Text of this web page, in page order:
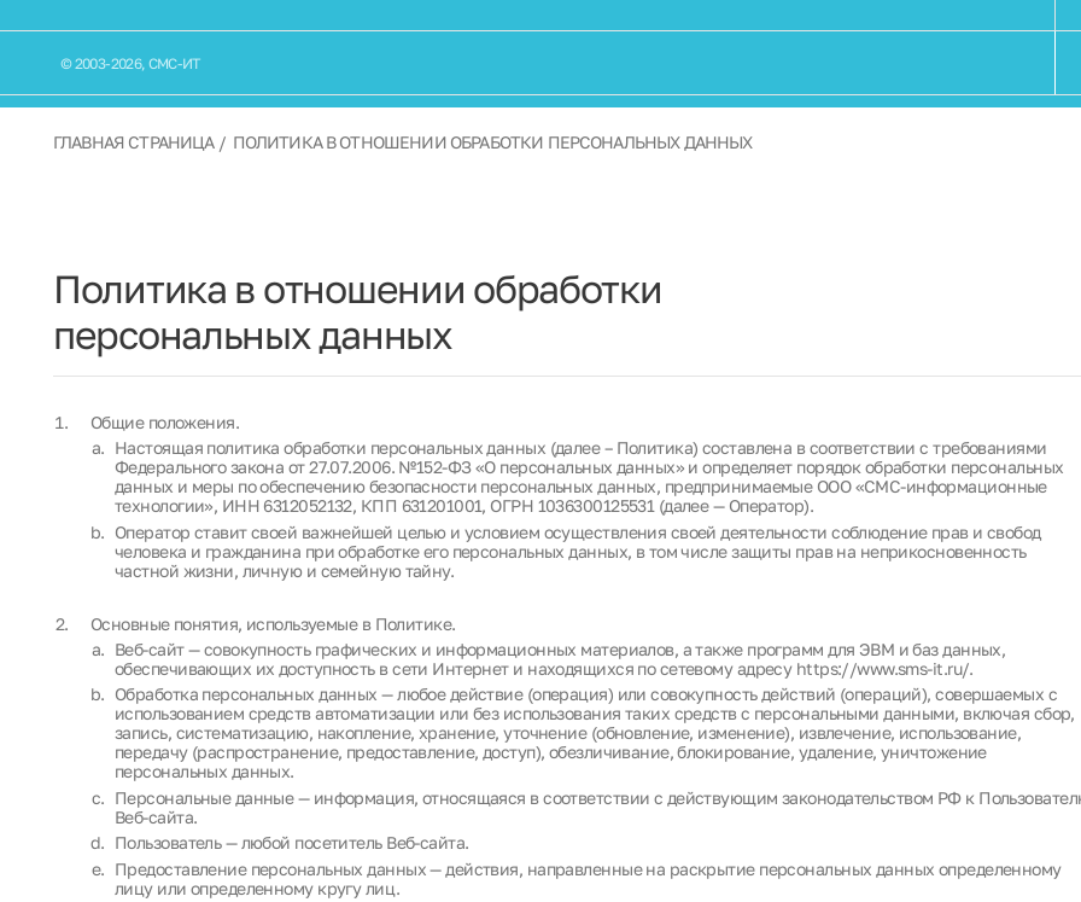
© 2003-2026, СМС-ИТ
Продуктовая
Продукты и решенияКарьераСтажировка
ГЛАВНАЯ СТРАНИЦА ПОЛИТИКА В ОТНОШЕНИИ ОБРАБОТКИ ПЕРСОНАЛЬНЫХ ДАННЫХ
Политика в отношении обработки
персональных данных
Общие положения.
Настоящая политика обработки персональных данных (далее – Политика) составлена в соответствии с требованиями
Федерального закона от 27.07.2006. №152-ФЗ «О персональных данных» и определяет порядок обработки персональных
данных и меры по обеспечению безопасности персональных данных, предпринимаемые ООО «СМС-информационные
технологии», ИНН 6312052132, КПП 631201001, ОГРН 1036300125531 (далее — Оператор).
Оператор ставит своей важнейшей целью и условием осуществления своей деятельности соблюдение прав и свобод
человека и гражданина при обработке его персональных данных, в том числе защиты прав на неприкосновенность
частной жизни, личную и семейную тайну.
Основные понятия, используемые в Политике.
Веб-сайт — совокупность графических и информационных материалов, а также программ для ЭВМ и баз данных,
обеспечивающих их доступность в сети Интернет и находящихся по сетевому адресу https://www.sms-it.ru/.
Обработка персональных данных — любое действие (операция) или совокупность действий (операций), совершаемых с
использованием средств автоматизации или без использования таких средств с персональными данными, включая сбор,
запись, систематизацию, накопление, хранение, уточнение (обновление, изменение), извлечение, использование,
передачу (распространение, предоставление, доступ), обезличивание, блокирование, удаление, уничтожение
персональных данных.
Персональные данные — информация, относящаяся в соответствии с действующим законодательством РФ к
Веб-сайта.
Пользователь — любой посетитель Веб-сайта.
Предоставление персональных данных — действия, направленные на раскрытие персональных данных определенному
лицу или определенному кругу лиц.